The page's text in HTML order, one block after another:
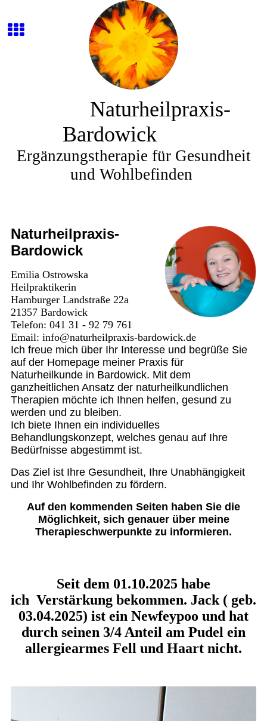
Naturheilpraxis-
Bardowick
Ergänzungstherapie für Gesundheit
und Wohlbefinden
Naturheilpraxis-
Bardowick
Emilia Ostrowska
Heilpraktikerin
Hamburger Landstraße 22a
21357 Bardowick
Telefon: 041 31 - 92 79 761
Email: info@naturheilpraxis-bardowick.de
Ich freue mich über Ihr Interesse und begrüße Sie
auf der Homepage meiner Praxis für
Naturheilkunde in Bardowick. Mit dem
ganzheitlichen Ansatz der naturheilkundlichen
Therapien möchte ich Ihnen helfen, gesund zu
werden und zu bleiben.
Ich biete Ihnen ein individuelles
Behandlungskonzept, welches genau auf Ihre
Bedürfnisse abgestimmt ist.
Das Ziel ist Ihre Gesundheit, Ihre Unabhängigkeit
und Ihr Wohlbefinden zu fördern.
Auf den kommenden Seiten haben Sie die
Möglichkeit, sich genauer über meine
Therapieschwerpunkte zu informieren.
Seit dem 01.10.2025 habe
ich Verstärkung bekommen. Jack ( geb.
03.04.2025) ist ein Newfeypoo und hat
durch seinen 3/4 Anteil am Pudel ein
allergiearmes Fell und Haart nicht.